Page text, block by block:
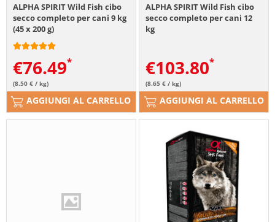
ALPHA SPIRIT Wild Fish cibo
secco completo per cani 9 kg
(45 x 200 g)
€76.49
(8.50 € / kg)
AGGIUNGI AL CARRELLO
ALPHA SPIRIT Wild Fish cibo
secco completo per cani 12
kg
€103.80
(8.65 € / kg)
AGGIUNGI AL CARRELLO